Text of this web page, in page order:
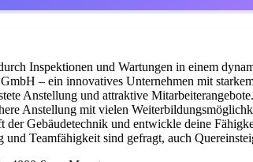
Inspektionen und Wartungen in einem
– ein innovatives Unternehmen mit
Anstellung und attraktive Mitarbeiterangebote.
Anstellung mit vielen
der Gebäudetechnik und entwickle deine
und Teamfähigkeit sind gefragt, auch